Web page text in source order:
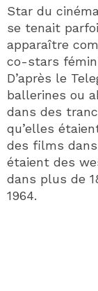
Star du
se tenait
apparaître
co-stars
D’après le
ballerines ou
dans des
qu’elles
des films
étaient des
dans plus de
1964.